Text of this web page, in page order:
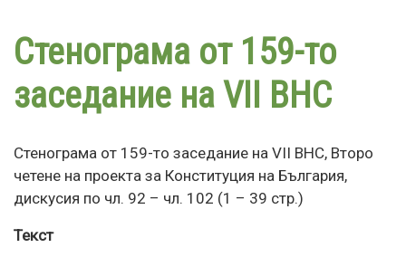
основното
съдържание
Стенограма от 159-то
заседание на VII ВНС
Стенограма от 159-то заседание на VII ВНС, Второ
четене на проекта за Конституция на България,
дискусия по чл. 92 – чл. 102 (1 – 39 стр.)
Текст